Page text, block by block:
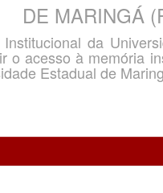
DE MARINGÁ
da
o acesso à memória
Estadual de